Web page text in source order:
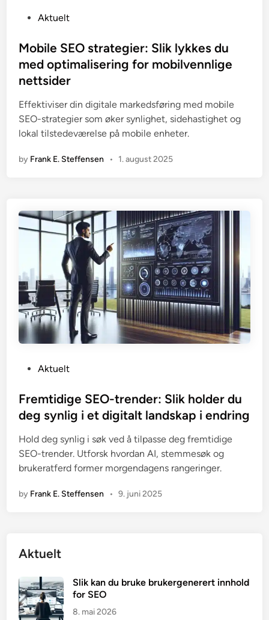
s
t
i
n
Aktuelt
Mobile SEO strategier: Slik lykkes du
med optimalisering for mobilvennlige
nettsider
Effektiviser din digitale markedsføring med mobile
SEO-strategier som øker synlighet, sidehastighet og
lokal tilstedeværelse på mobile enheter.
by Frank E. Steffensen • 1. august 2025
s
t
d
i
n
Aktuelt
Fremtidige SEO-trender: Slik holder du
deg synlig i et digitalt landskap i endring
Hold deg synlig i søk ved å tilpasse deg fremtidige
SEO-trender. Utforsk hvordan AI, stemmesøk og
brukeratferd former morgendagens rangeringer.
by Frank E. Steffensen • 9. juni 2025
Aktuelt
Slik kan du bruke brukergenerert innhold
for SEO
8. mai 2026